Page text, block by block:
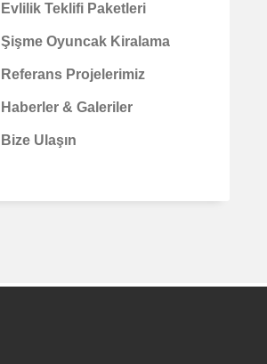
Evlilik Teklifi Paketleri
Şişme Oyuncak Kiralama
Referans Projelerimiz
Haberler & Galeriler
Bize Ulaşın